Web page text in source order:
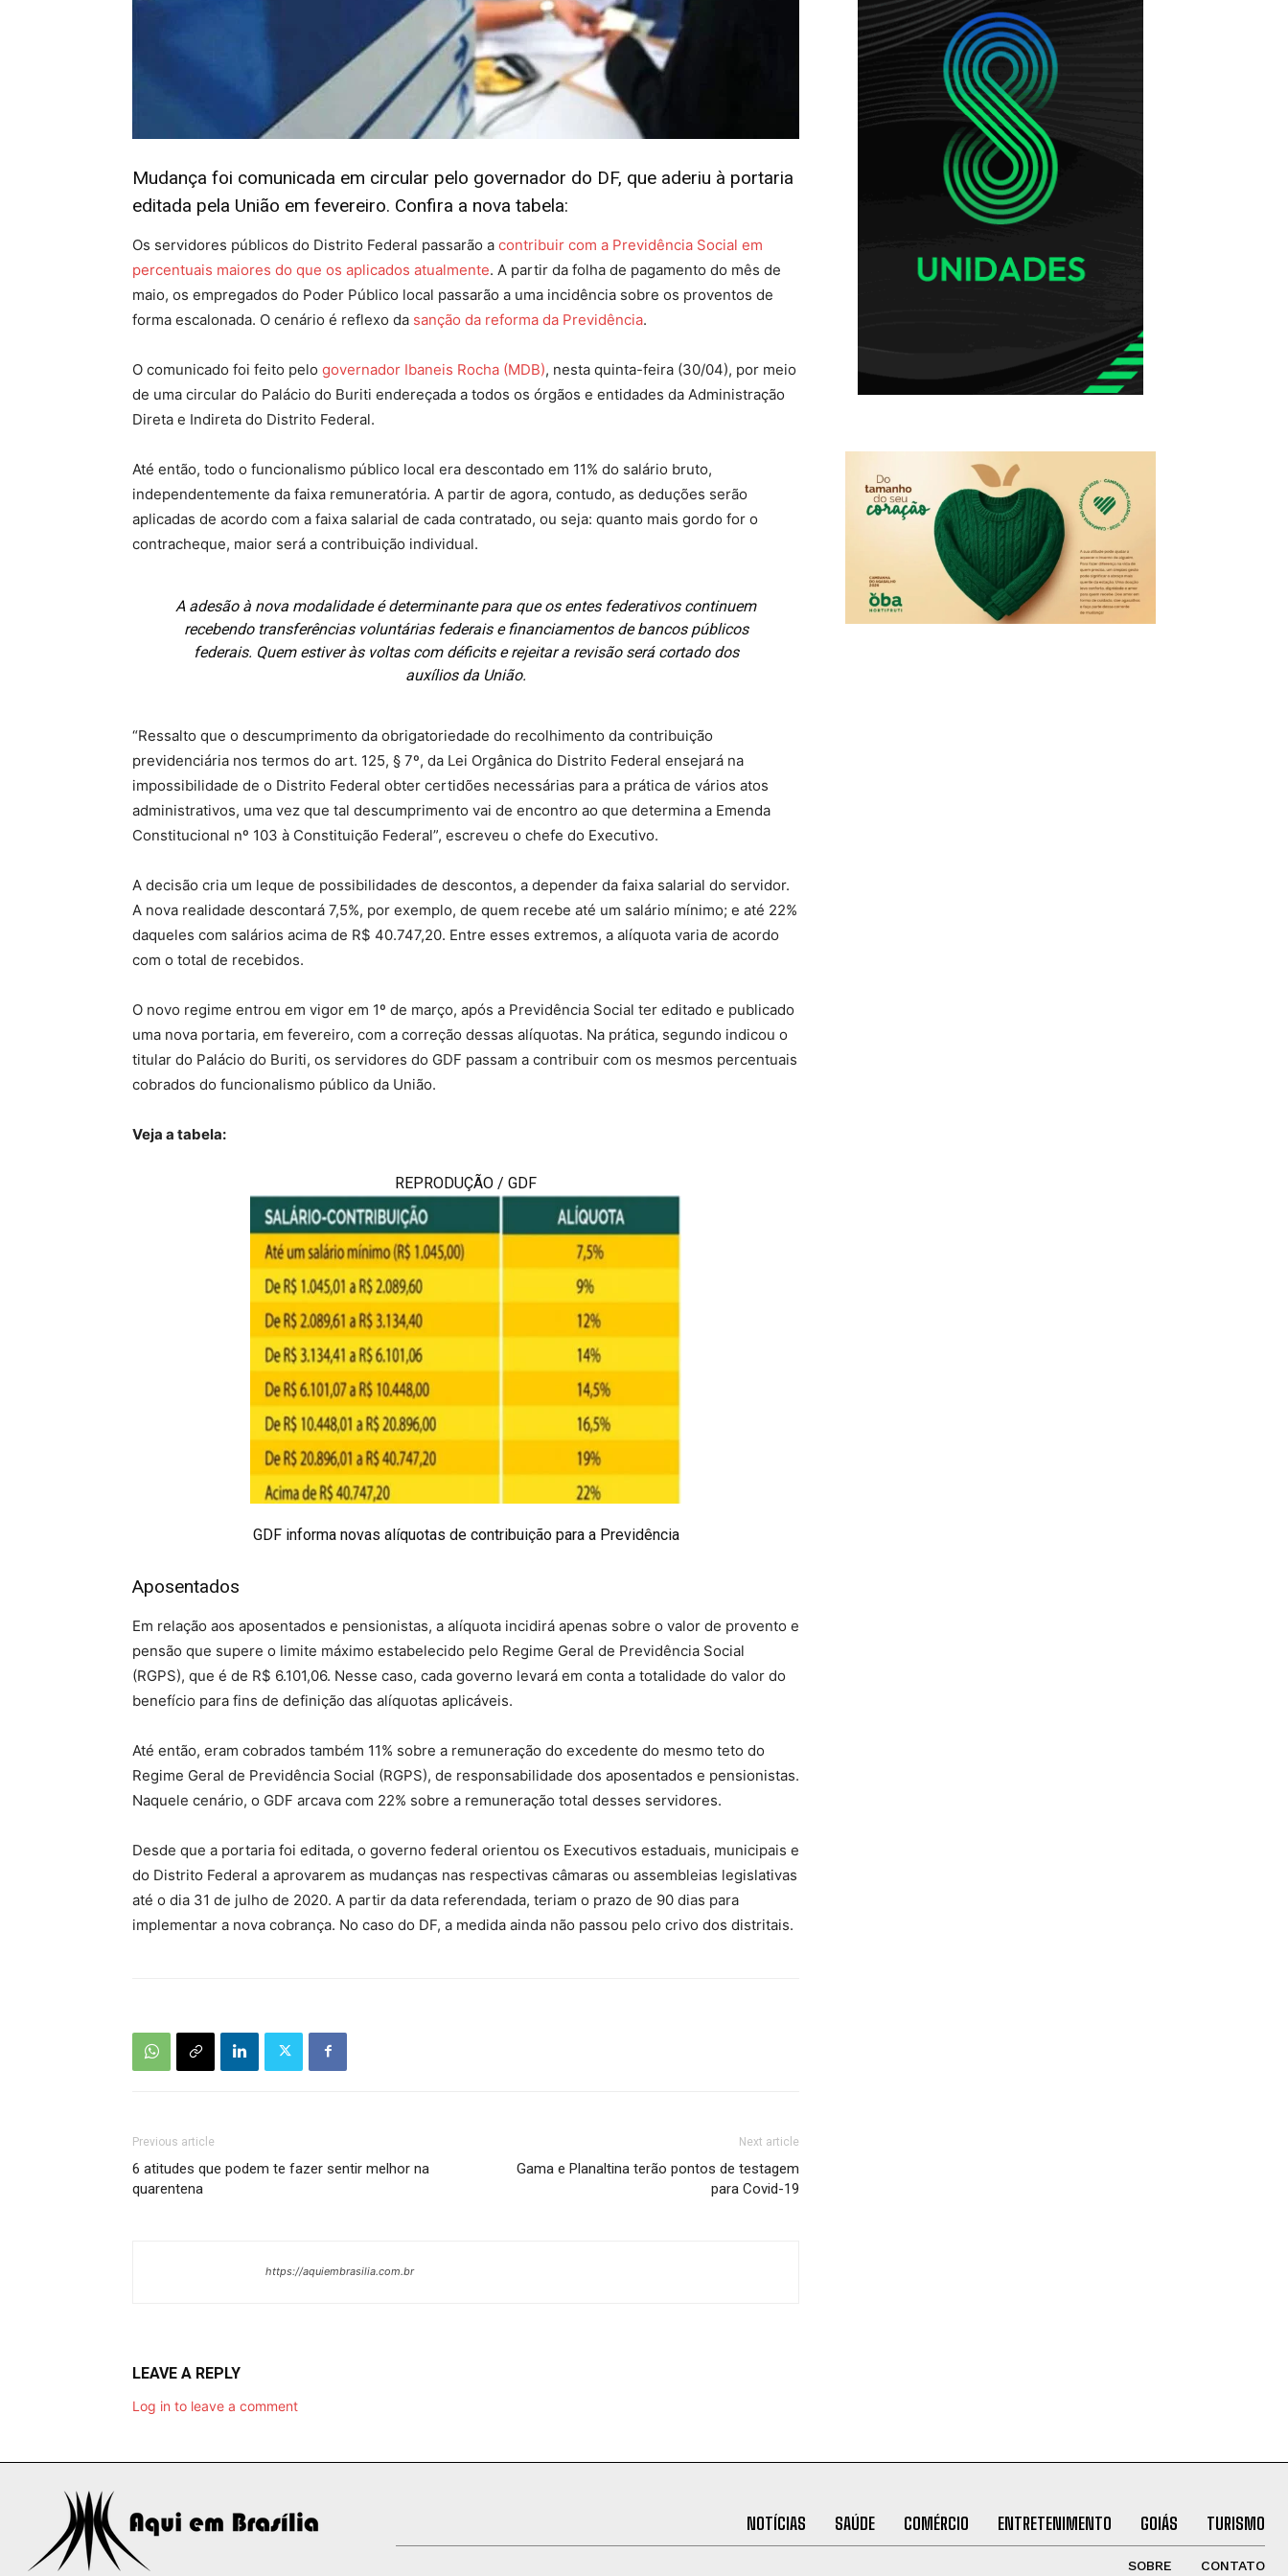
Mudança foi comunicada em circular pelo governador do DF, que aderiu à portaria
editada pela União em fevereiro. Confira a nova tabela:
Os servidores públicos do Distrito Federal passarão a contribuir com a Previdência Social em
percentuais maiores do que os aplicados atualmente. A partir da folha de pagamento do mês de
maio, os empregados do Poder Público local passarão a uma incidência sobre os proventos de
forma escalonada. O cenário é reflexo da sanção da reforma da Previdência.
O comunicado foi feito pelo governador Ibaneis Rocha (MDB), nesta quinta-feira (30/04), por meio
de uma circular do Palácio do Buriti endereçada a todos os órgãos e entidades da Administração
Direta e Indireta do Distrito Federal.
Até então, todo o funcionalismo público local era descontado em 11% do salário bruto,
independentemente da faixa remuneratória. A partir de agora, contudo, as deduções serão
aplicadas de acordo com a faixa salarial de cada contratado, ou seja: quanto mais gordo for o
contracheque, maior será a contribuição individual.
A adesão à nova modalidade é determinante para que os entes federativos continuem
recebendo transferências voluntárias federais e financiamentos de bancos públicos
federais. Quem estiver às voltas com déficits e rejeitar a revisão será cortado dos
auxílios da União.
“Ressalto que o descumprimento da obrigatoriedade do recolhimento da contribuição
previdenciária nos termos do art. 125, § 7º, da Lei Orgânica do Distrito Federal ensejará na
impossibilidade de o Distrito Federal obter certidões necessárias para a prática de vários atos
administrativos, uma vez que tal descumprimento vai de encontro ao que determina a Emenda
Constitucional nº 103 à Constituição Federal”, escreveu o chefe do Executivo.
A decisão cria um leque de possibilidades de descontos, a depender da faixa salarial do servidor.
A nova realidade descontará 7,5%, por exemplo, de quem recebe até um salário mínimo; e até 22%
daqueles com salários acima de R$ 40.747,20. Entre esses extremos, a alíquota varia de acordo
com o total de recebidos.
O novo regime entrou em vigor em 1º de março, após a Previdência Social ter editado e publicado
uma nova portaria, em fevereiro, com a correção dessas alíquotas. Na prática, segundo indicou o
titular do Palácio do Buriti, os servidores do GDF passam a contribuir com os mesmos percentuais
cobrados do funcionalismo público da União.
Veja a tabela:
REPRODUÇÃO / GDF
GDF informa novas alíquotas de contribuição para a Previdência
Aposentados
Em relação aos aposentados e pensionistas, a alíquota incidirá apenas sobre o valor de provento e
pensão que supere o limite máximo estabelecido pelo Regime Geral de Previdência Social
(RGPS), que é de R$ 6.101,06. Nesse caso, cada governo levará em conta a totalidade do valor do
benefício para fins de definição das alíquotas aplicáveis.
Até então, eram cobrados também 11% sobre a remuneração do excedente do mesmo teto do
Regime Geral de Previdência Social (RGPS), de responsabilidade dos aposentados e pensionistas.
Naquele cenário, o GDF arcava com 22% sobre a remuneração total desses servidores.
Desde que a portaria foi editada, o governo federal orientou os Executivos estaduais, municipais e
do Distrito Federal a aprovarem as mudanças nas respectivas câmaras ou assembleias legislativas
até o dia 31 de julho de 2020. A partir da data referendada, teriam o prazo de 90 dias para
implementar a nova cobrança. No caso do DF, a medida ainda não passou pelo crivo dos distritais.
Previous article
6 atitudes que podem te fazer sentir melhor na
quarentena
Next article
Gama e Planaltina terão pontos de testagem
para Covid-19
https://aquiembrasilia.com.br
LEAVE A REPLY
Log in to leave a comment
NOTÍCIAS SAÚDE COMÉRCIO ENTRETENIMENTO GOIÁS TURISMO
SOBRE CONTATO